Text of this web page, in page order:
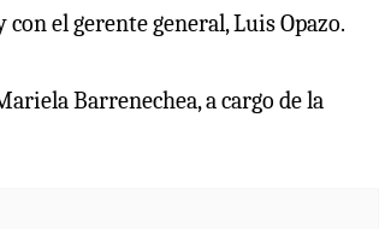
el gerente general, Luis Opazo.
Barrenechea, a cargo de la